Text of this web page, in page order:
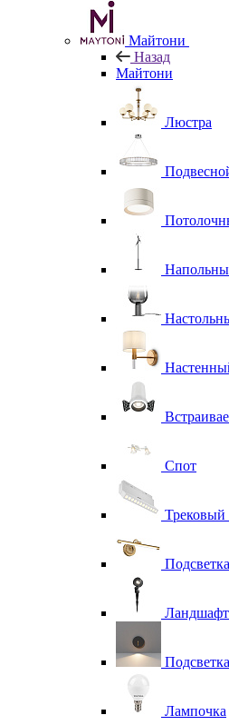
Майтони
Назад
Майтони
Люстра
Спот
Трековый
Подсветка
Лампочка